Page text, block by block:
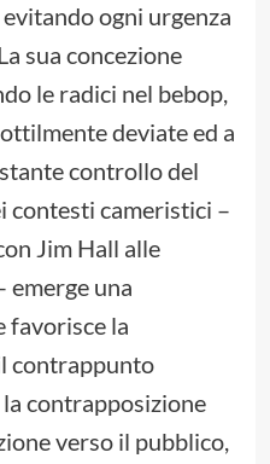
ogni urgenza
sua concezione
le radici nel bebop,
deviate ed a
controllo del
contesti cameristici –
Jim Hall alle
emerge una
favorisce la
contrappunto
contrapposizione
verso il pubblico,